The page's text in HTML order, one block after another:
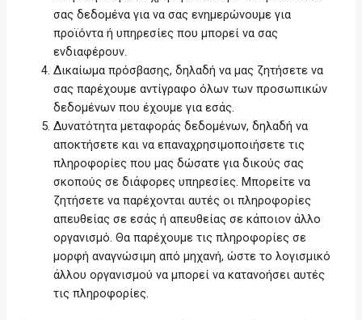
σας δεδομένα για να σας ενημερώνουμε για
προϊόντα ή υπηρεσίες που μπορεί να σας
ενδιαφέρουν.
Δικαίωμα πρόσβασης, δηλαδή να μας ζητήσετε να
σας παρέχουμε αντίγραφο όλων των προσωπικών
δεδομένων που έχουμε για εσάς.
Δυνατότητα μεταφοράς δεδομένων, δηλαδή να
αποκτήσετε και να επαναχρησιμοποιήσετε τις
πληροφορίες που μας δώσατε για δικούς σας
σκοπούς σε διάφορες υπηρεσίες. Μπορείτε να
ζητήσετε να παρέχονται αυτές οι πληροφορίες
απευθείας σε εσάς ή απευθείας σε κάποιον άλλο
οργανισμό. Θα παρέχουμε τις πληροφορίες σε
μορφή αναγνώσιμη από μηχανή, ώστε το λογισμικό
άλλου οργανισμού να μπορεί να κατανοήσει αυτές
τις πληροφορίες.